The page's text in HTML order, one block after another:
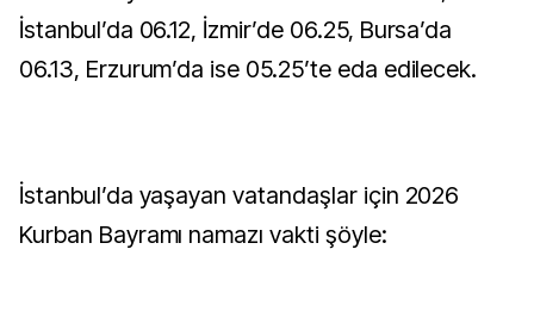
İstanbul’da 06.12, İzmir’de 06.25, Bursa’da
06.13, Erzurum’da ise 05.25’te eda edilecek.
İstanbul’da yaşayan vatandaşlar için 2026
Kurban Bayramı namazı vakti şöyle: